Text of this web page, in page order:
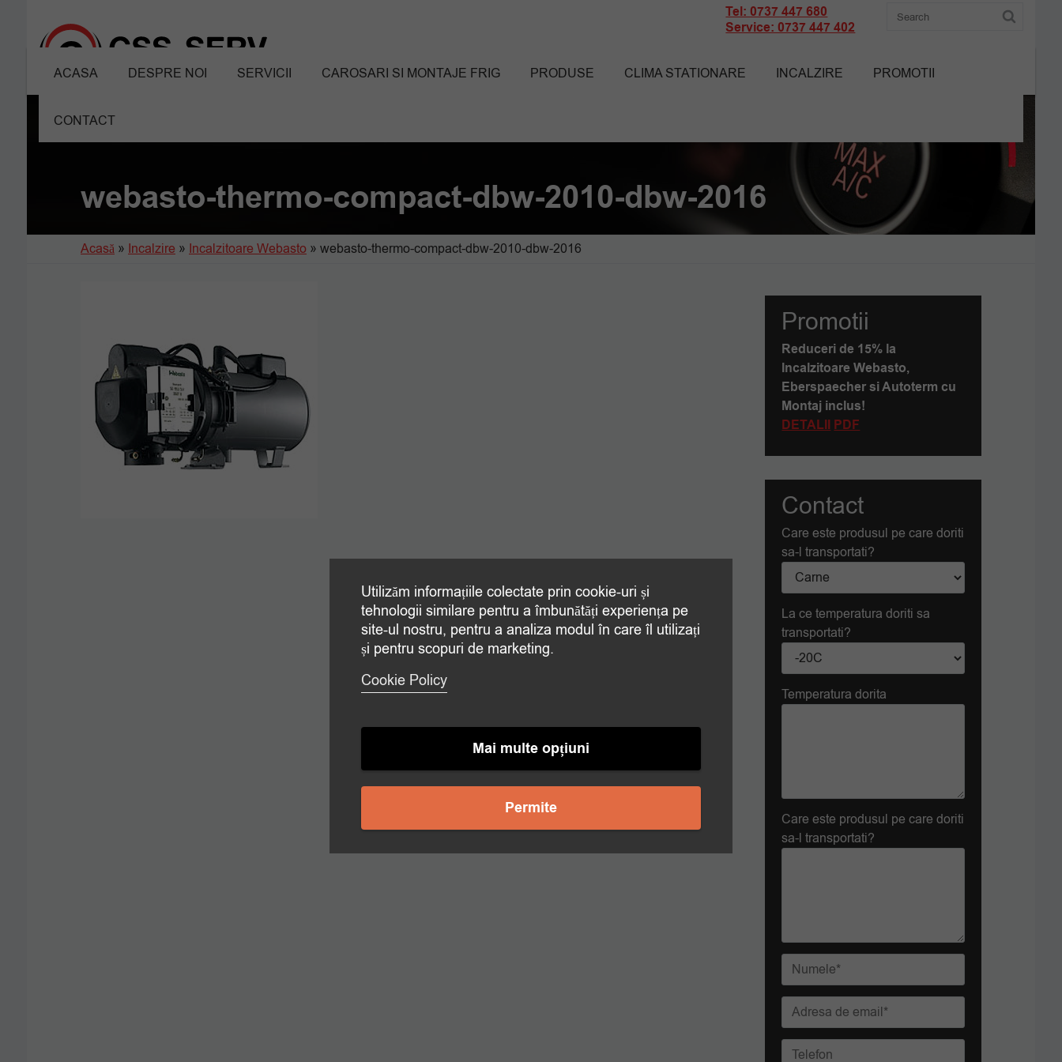
Tel: 0737 447 680
Service: 0737 447 402
ACASA DESPRE NOI SERVICII CAROSARI SI MONTAJE FRIG PRODUSE CLIMA STATIONARE INCALZIRE PROMOTII
CONTACT
webasto-thermo-compact-dbw-2010-dbw-2016
Acasă» Incalzire » Incalzitoare Webasto » webasto-thermo-compact-dbw-2010-dbw-2016
Promotii
Reduceri de 15% la
Incalzitoare Webasto,
Eberspaecher si Autoterm cu
Montaj inclus!
DETALII PDF
Contact
Care este produsul pe care doriti
sa-l transportati?
La ce temperatura doriti sa
transportati?
Temperatura dorita
Care este produsul pe care doriti
sa-l transportati?
Utilizăm informațiile colectate prin cookie-uri și
tehnologii similare pentru a îmbunătăți experiența pe
site-ul nostru, pentru a analiza modul în care îl utilizați
și pentru scopuri de marketing.
Cookie Policy
Mai multe opțiuni
Permite